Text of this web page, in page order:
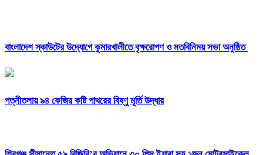
বাংলাদেশ স্কাউটের উদ্যোগে কুমারখালীতে বৃক্ষরোপণ ও মতবিনিময় সভা অনুষ্ঠিত
পত্নীতলায় ৯৪ কেজির কষ্টি পাথরের বিষ্ণু মূর্তি উদ্ধার